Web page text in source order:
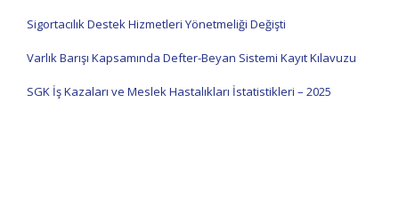
Sigortacılık Destek Hizmetleri Yönetmeliği Değişti
Varlık Barışı Kapsamında Defter-Beyan Sistemi Kayıt Kılavuzu
SGK İş Kazaları ve Meslek Hastalıkları İstatistikleri – 2025